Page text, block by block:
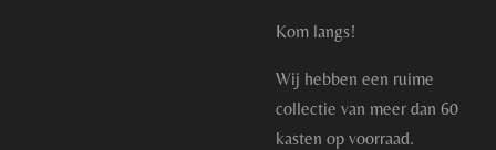
Kom langs!
Wij hebben een ruime
collectie van meer dan 60
kasten op voorraad.